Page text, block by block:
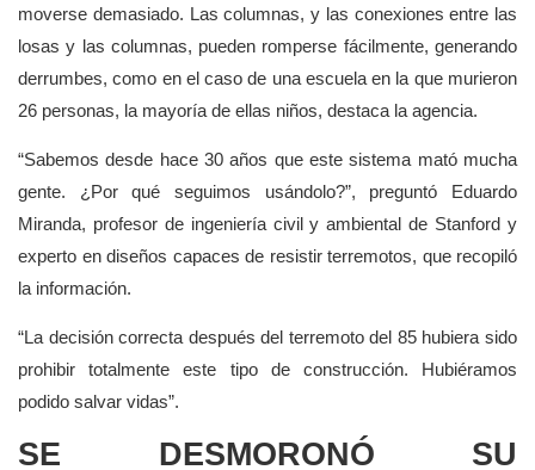
moverse demasiado. Las columnas, y las conexiones entre las
losas y las columnas, pueden romperse fácilmente, generando
derrumbes, como en el caso de una escuela en la que murieron
26 personas, la mayoría de ellas niños, destaca la agencia.
“Sabemos desde hace 30 años que este sistema mató mucha
gente. ¿Por qué seguimos usándolo?”, preguntó Eduardo
Miranda, profesor de ingeniería civil y ambiental de Stanford y
experto en diseños capaces de resistir terremotos, que recopiló
la información.
“La decisión correcta después del terremoto del 85 hubiera sido
prohibir totalmente este tipo de construcción. Hubiéramos
podido salvar vidas”.
SE DESMORONÓ SU